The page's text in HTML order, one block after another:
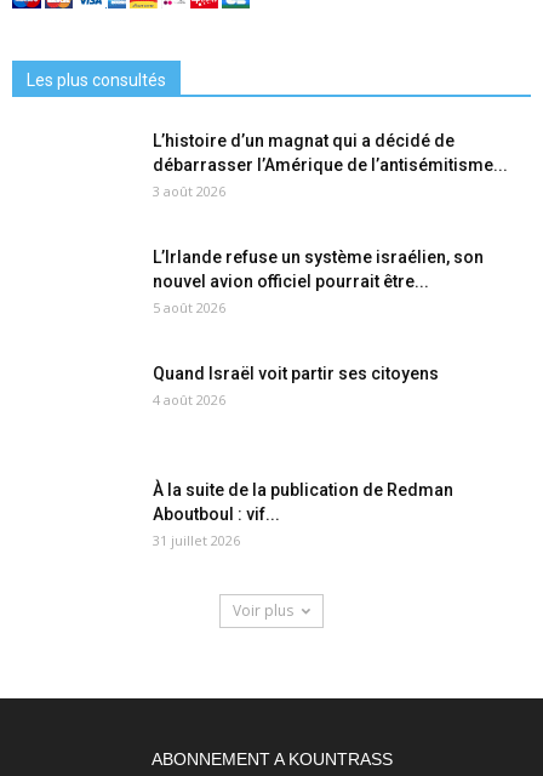
Les plus consultés
L’histoire d’un magnat qui a décidé de
débarrasser l’Amérique de l’antisémitisme...
3 août 2026
L’Irlande refuse un système israélien, son
nouvel avion officiel pourrait être...
5 août 2026
Quand Israël voit partir ses citoyens
4 août 2026
À la suite de la publication de Redman
Aboutboul : vif...
31 juillet 2026
Voir plus
ABONNEMENT A KOUNTRASS